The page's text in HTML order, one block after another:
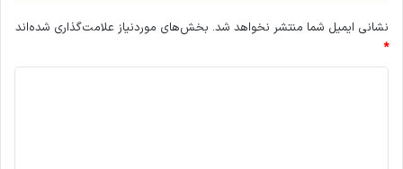
نشانی ایمیل شما منتشر نخواهد شد. بخش‌های موردنیاز علامت‌گذاری شده‌اند
*